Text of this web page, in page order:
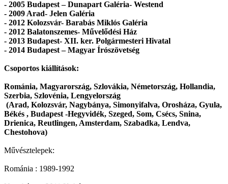
- 2005 Budapest – Dunapart Galéria- Westend
- 2009 Arad- Jelen Galéria
- 2012 Kolozsvár- Barabás Miklós Galéria
- 2012 Balatonszemes- Művelődési Ház
- 2013 Budapest- XII. ker. Polgármesteri Hivatal
- 2014 Budapest – Magyar Írószövetség
Csoportos kiállítások:
Románia, Magyarország, Szlovákia, Németország, Hollandia,
Szerbia, Szlovénia, Lengyelország
(Arad, Kolozsvár, Nagybánya, Simonyifalva, Orosháza, Gyula,
Békés , Budapest -Hegyvidék, Szeged, Som, Csécs, Snina,
Drienica, Reutlingen, Amsterdam, Szabadka, Lendva,
Chestohova)
Művésztelepek:
Románia : 1989-1992